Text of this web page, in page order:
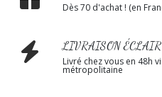
Dès 70 d'achat ! (en
LIVRAISON ÉCLAIR
Livré chez vous en 48h
métropolitaine